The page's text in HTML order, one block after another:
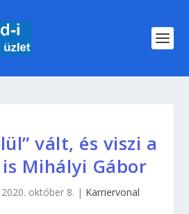
vált, és viszi a
Mihályi Gábor
2020. október 8. | Karriervonal